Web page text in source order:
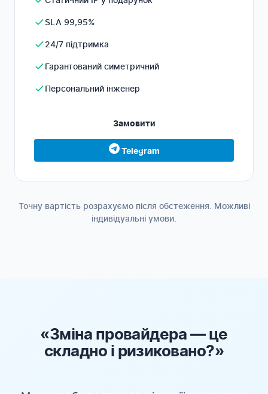
SLA 99,95%
24/7 підтримка
Гарантований симетричний
Персональний інженер
Замовити
Telegram
Точну вартість розрахуємо після обстеження. Можливі
індивідуальні умови.
«Зміна провайдера — це
складно і ризиковано?»